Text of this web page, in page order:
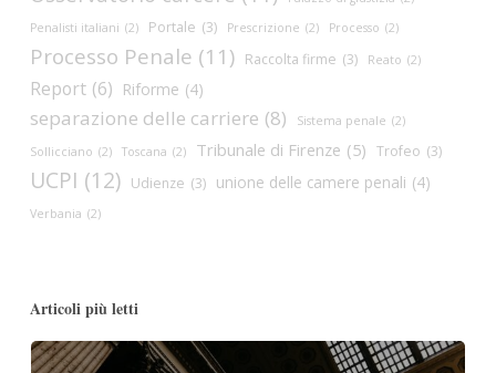
Penalisti italiani (2) Portale (3) Prescrizione (2) Processo (2)
Processo Penale (11) Raccolta firme (3) Reato (2)
Report (6) Riforme (4)
separazione delle carriere (8) Sistema penale (2)
Sollicciano (2) Toscana (2) Tribunale di Firenze (5) Trofeo (3)
UCPI (12) Udienze (3) unione delle camere penali (4)
Verbania (2)
Articoli più letti